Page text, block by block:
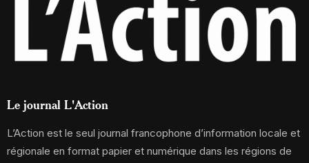
Le journal L'Action
L’Action est le seul journal francophone d’information locale et
régionale en format papier et numérique dans les régions de